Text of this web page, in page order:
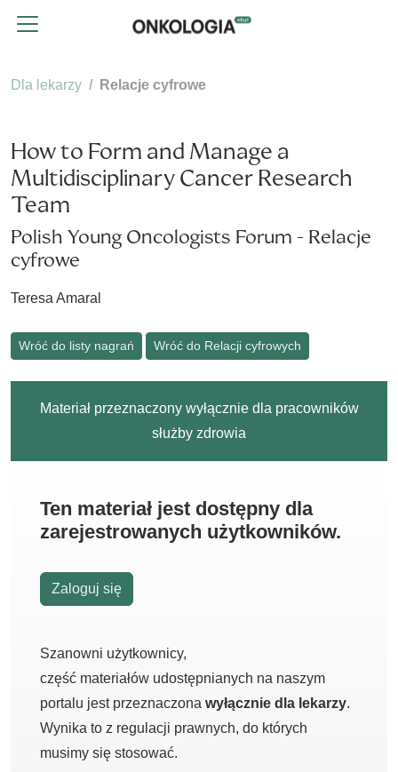
Dla lekarzy Relacje cyfrowe
How to Form and Manage a
Multidisciplinary Cancer Research
Team
Polish Young Oncologists Forum - Relacje
cyfrowe
Teresa Amaral
Wróć do listy nagrań Wróć do Relacji cyfrowych
Materiał przeznaczony wyłącznie dla pracowników
służby zdrowia
Ten materiał jest dostępny dla
zarejestrowanych użytkowników.
Zaloguj się
Szanowni użytkownicy,
część materiałów udostępnianych na naszym
portalu jest przeznaczona wyłącznie dla lekarzy.
Wynika to z regulacji prawnych, do których
musimy się stosować.